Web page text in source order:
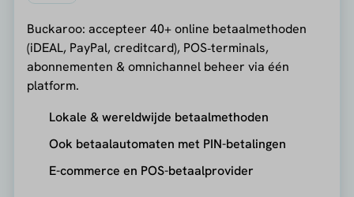
Buckaroo: accepteer 40+ online betaalmethoden
(iDEAL, PayPal, creditcard), POS‑terminals,
abonnementen & omnichannel beheer via één
platform.
Lokale & wereldwijde betaalmethoden
Ook betaalautomaten met PIN-betalingen
E-commerce en POS-betaalprovider